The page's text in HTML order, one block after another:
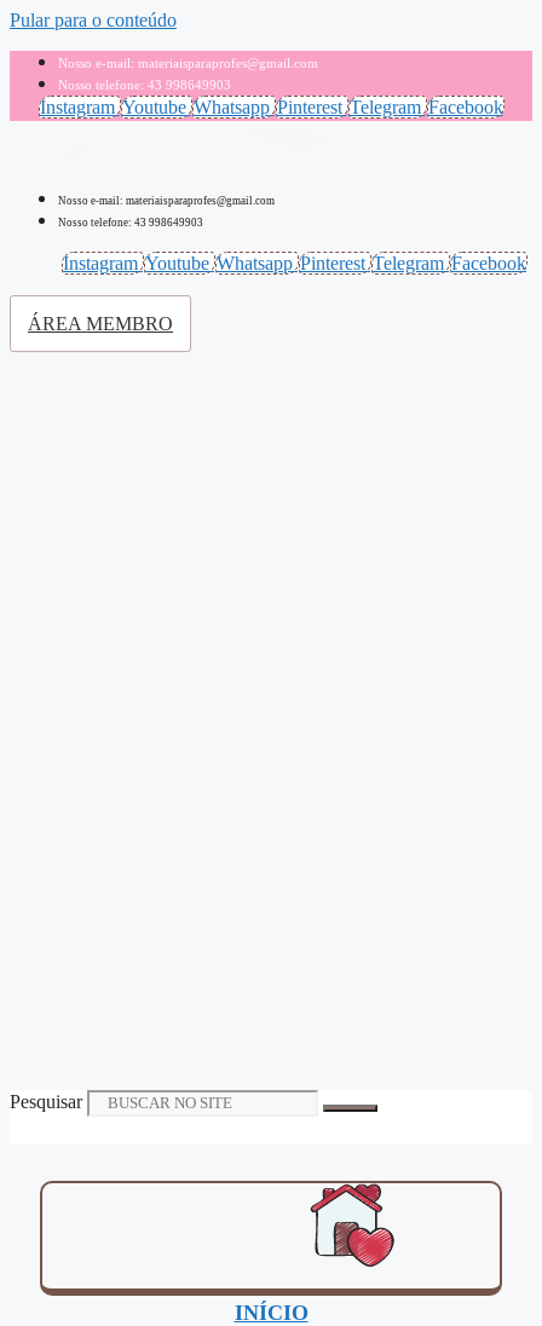
Pular para o conteúdo
Nosso e-mail: materiaisparaprofes@gmail.com
Nosso telefone: 43 998649903
Instagram Youtube Whatsapp Pinterest Telegram Facebook
Nosso e-mail: materiaisparaprofes@gmail.com
Nosso telefone: 43 998649903
Instagram Youtube Whatsapp Pinterest Telegram Facebook
ÁREA MEMBRO
Pesquisar
INÍCIO